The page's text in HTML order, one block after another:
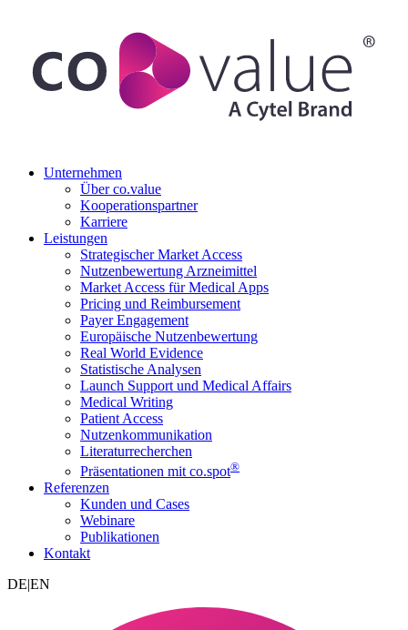
Unternehmen
Über co.value
Kooperationspartner
Karriere
Leistungen
Strategischer Market Access
Nutzenbewertung Arzneimittel
Market Access für Medical Apps
Pricing und Reimbursement
Payer Engagement
Europäische Nutzenbewertung
Real World Evidence
Statistische Analysen
Launch Support und Medical Affairs
Medical Writing
Patient Access
Nutzenkommunikation
Literaturrecherchen
Präsentationen mit co.spot®
Referenzen
Kunden und Cases
Webinare
Publikationen
Kontakt
DE EN